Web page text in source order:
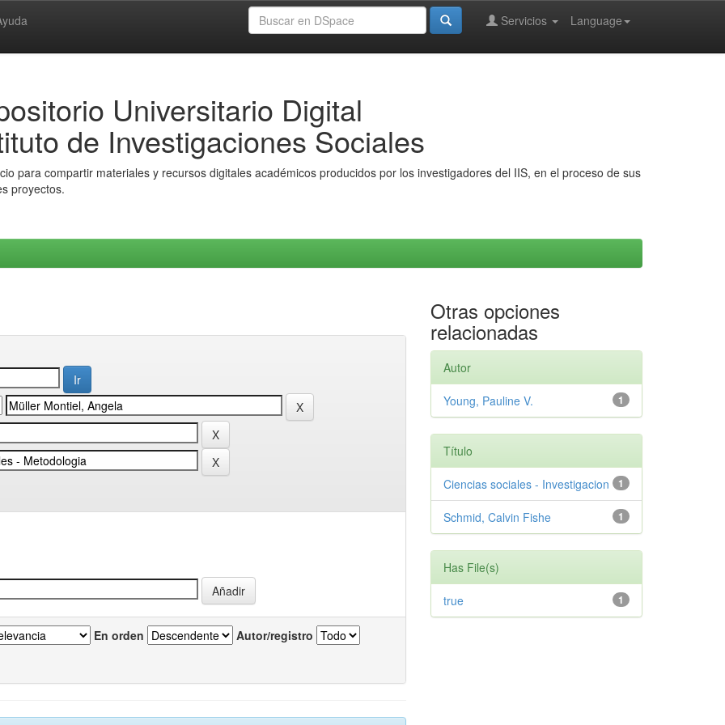
Language
Servicios
Universitario Digital
de Investigaciones Sociales
para compartir materiales y recursos digitales académicos producidos por los investigadores del IIS, en el proceso de sus
proyectos.
En orden Autor/registro
Otras opciones
relacionadas
Autor
1
Young, Pauline V.
Título
1
Ciencias sociales - Investigacion
1
Schmid, Calvin Fishe
Has File(s)
1
true